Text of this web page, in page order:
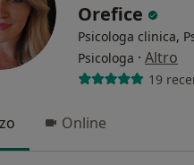
Orefice
Psicologa clinica,
Psicologa · Altro
19
Online